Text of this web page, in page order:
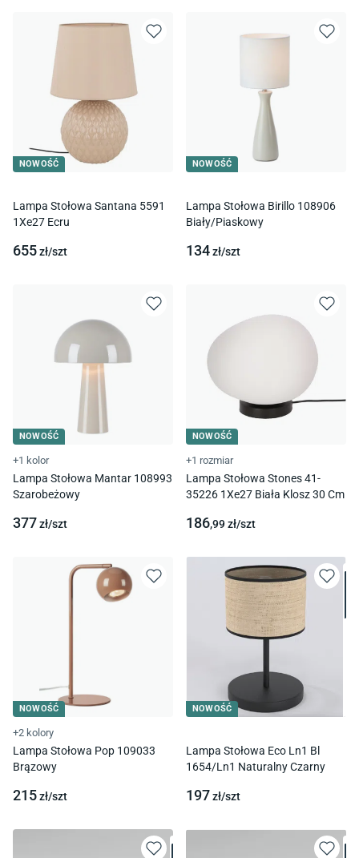
NOWOŚĆ
Lampa Stołowa Santana 5591
1Xe27 Ecru
655zł/szt
NOWOŚĆ
Lampa Stołowa Birillo 108906
Biały/Piaskowy
134zł/szt
NOWOŚĆ
+1 kolor
Lampa Stołowa Mantar 108993
Szarobeżowy
377zł/szt
NOWOŚĆ
+1 rozmiar
Lampa Stołowa Stones 41-
35226 1Xe27 Biała Klosz 30 Cm
186,99zł/szt
NOWOŚĆ
+2 kolory
Lampa Stołowa Pop 109033
Brązowy
215zł/szt
NOWOŚĆ
Lampa Stołowa Eco Ln1 Bl
1654/Ln1 Naturalny Czarny
197zł/szt